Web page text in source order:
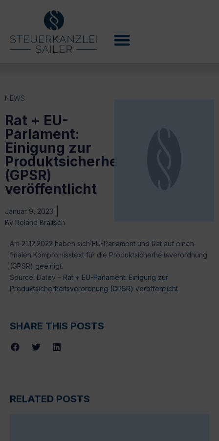
NEWS
Rat + EU-
Parlament:
Einigung zur
Produktsicherheitsverordnung
(GPSR)
veröffentlicht
Januar 9, 2023
By Roland Braitsch
Am 21.12.2022 haben sich EU-Parlament und Rat auf einen
finalen Kompromisstext für die Produktsicherheitsverordnung
(GPSR) geeinigt.
Source: Datev – Rat + EU-Parlament: Einigung zur
Produktsicherheitsverordnung (GPSR) veröffentlicht
SHARE THIS POSTS
RELATED POSTS